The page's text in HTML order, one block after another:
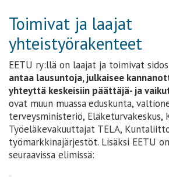
Toimivat ja laajat
yhteistyörakenteet
EETU ry:llä on laajat ja toimivat
antaa lausuntoja, julkaisee
yhteyttä keskeisiin päättäjä- ja
ovat muun muassaeduskunta,
terveysministeriö, Eläketurvakeskus,
Työeläkevakuuttajat TELA,
työmarkkinajärjestöt. Lisäksi EETU
seuraavissa elimissä: